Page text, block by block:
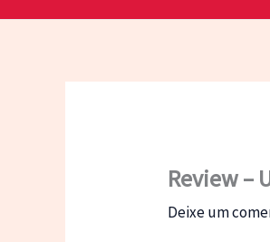
Review –
Deixe um